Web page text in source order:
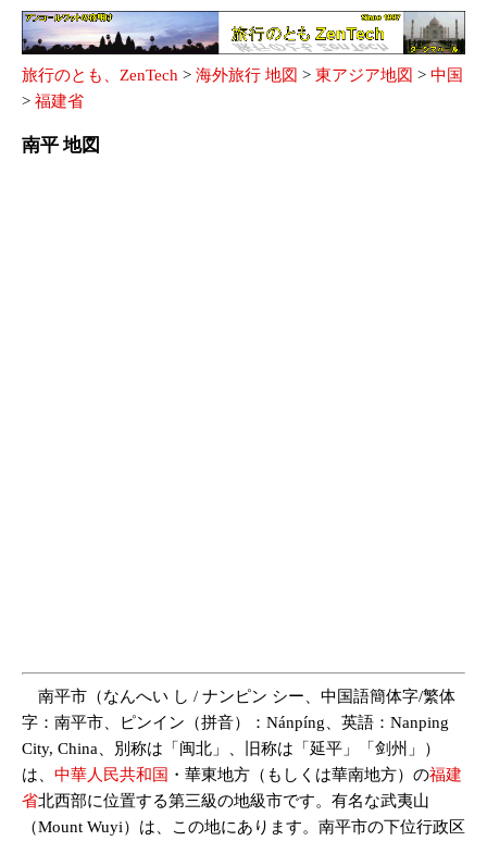
旅行のとも、ZenTech > 海外旅行 地図 > 東アジア地図 > 中国
> 福建省
南平 地図
南平市（なんへい し / ナンピン シー、中国語簡体字/繁体
字：南平市、ピンイン（拼音）：Nánpíng、英語：Nanping
City, China、別称は「闽北」、旧称は「延平」「剑州」）
は、 中華人民共和国 ・華東地方（もしくは華南地方）の福建
省北西部に位置する第三級の地級市です。有名な武夷山
（Mount Wuyi）は、この地にあります。南平市の下位行政区